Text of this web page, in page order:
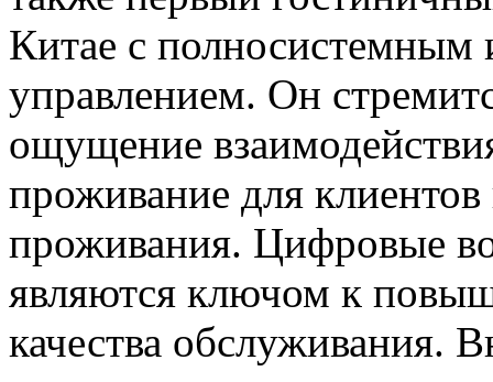
Китае с полносистемным
управлением. Он
ощущение
проживание для
проживания. Цифровые
являются ключом к
качества обслуживания.